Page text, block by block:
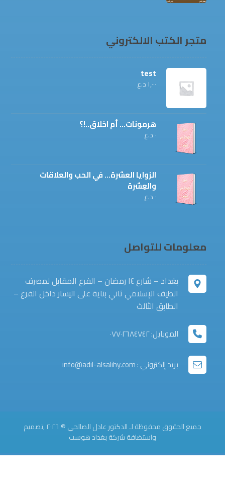
متجر الكتب الالكتروني
test
١,٠٠٠ د.ع
هرمونات... أم اخلاق..!؟
٠د.ع
الزوايا العشرة... في الحب والعلاقات
والعِشرة
٠د.ع
معلومات للتواصل
بغداد – شارع ١٤ رمضان – الفرع المقابل لمصرف
الطيف الإسلامي ثاني بناية على اليسار داخل الفرع –
الطابق الثالث
الموبايل: ٠٧٧٠٢٦٨٤٧٤٢
بريد إلكتروني : info@adil-alsalihy.com
جميع الحقوق محفوظة لـ الدكتور عادل الصالحي © ٢٠٢٦ ,تصميم
واستضافة شركةبغداد هوست